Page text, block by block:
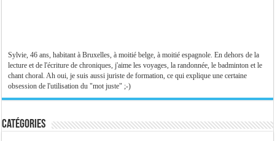
Sylvie, 46 ans, habitant à Bruxelles, à moitié belge, à moitié espagnole. En dehors de la
lecture et de l'écriture de chroniques, j'aime les voyages, la randonnée, le badminton et le
chant choral. Ah oui, je suis aussi juriste de formation, ce qui explique une certaine
obsession de l'utilisation du "mot juste" ;-)
Catégories